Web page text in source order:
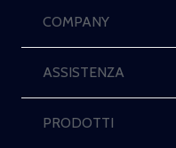
COMPANY
ASSISTENZA
PRODOTTI